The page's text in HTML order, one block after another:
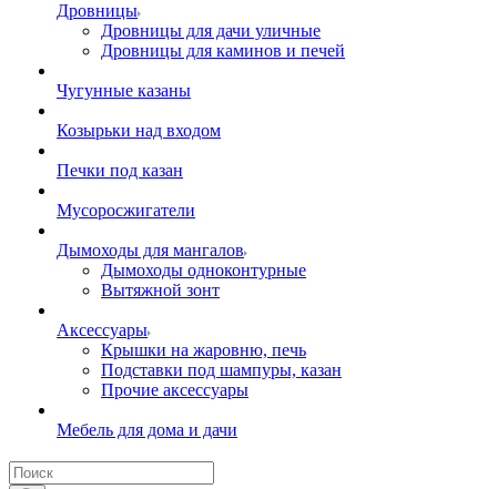
Дровницы
Дровницы для дачи уличные
Дровницы для каминов и печей
Чугунные казаны
Козырьки над входом
Печки под казан
Мусоросжигатели
Дымоходы для мангалов
Дымоходы одноконтурные
Вытяжной зонт
Аксессуары
Крышки на жаровню, печь
Подставки под шампуры, казан
Прочие аксессуары
Мебель для дома и дачи